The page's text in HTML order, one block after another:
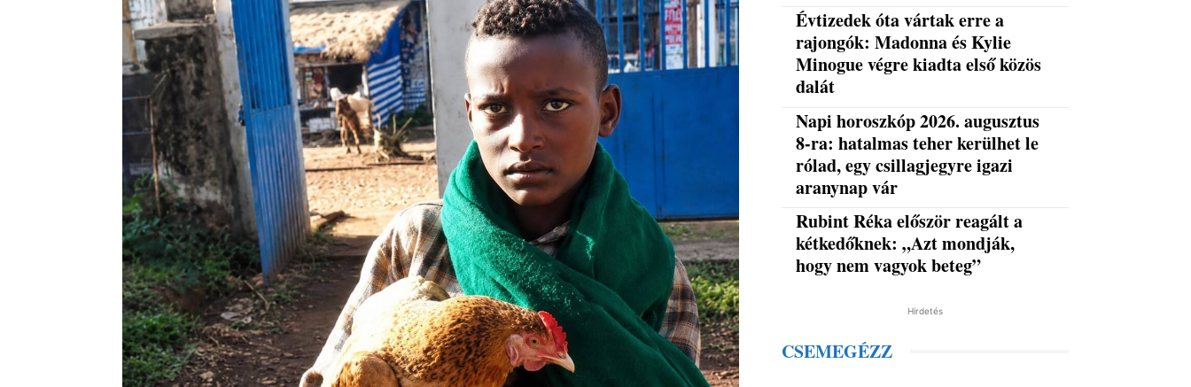
Évtizedek óta vártak erre a
rajongók: Madonna és Kylie
Minogue végre kiadta első közös
dalát
Napi horoszkóp 2026. augusztus
8-ra: hatalmas teher kerülhet le
rólad, egy csillagjegyre igazi
aranynap vár
Rubint Réka először reagált a
kétkedőknek: „Azt mondják,
hogy nem vagyok beteg”
Hirdetés
CSEMEGÉZZ